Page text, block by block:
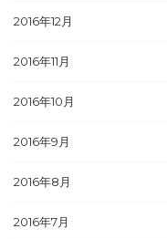
2016年12月
2016年11月
2016年10月
2016年9月
2016年8月
2016年7月